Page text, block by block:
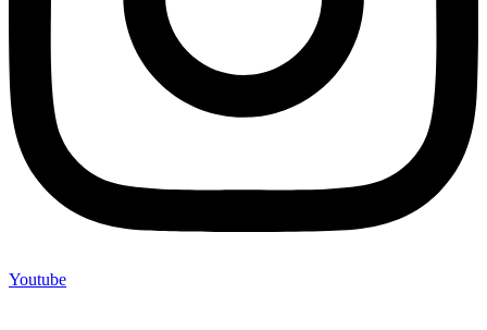
Youtube